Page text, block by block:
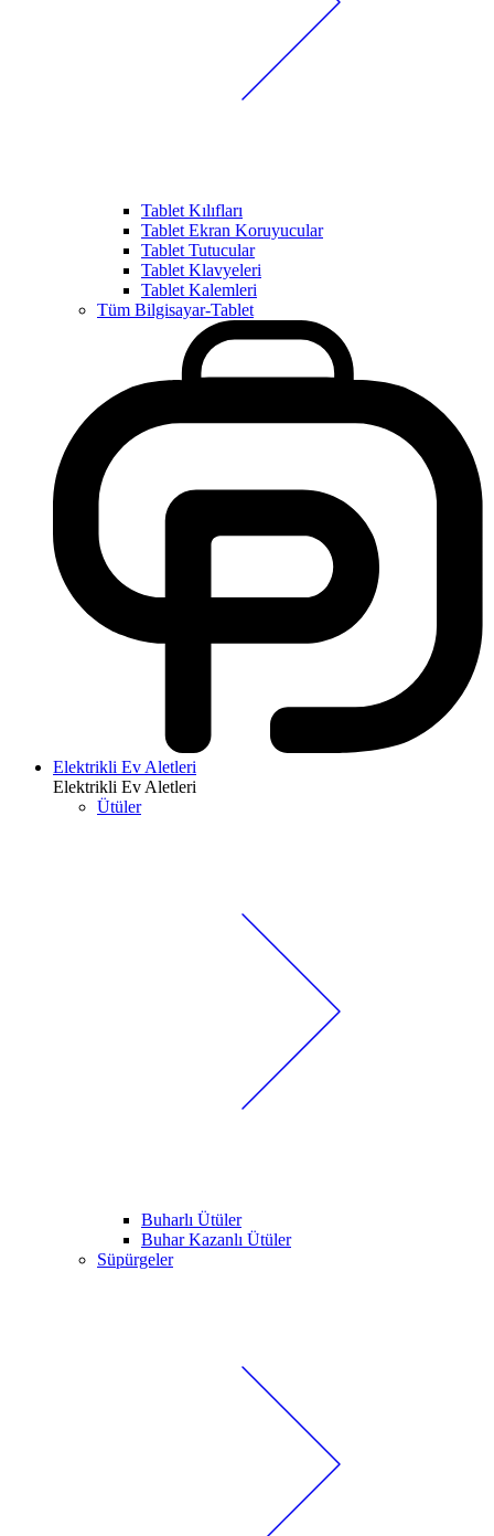
Tablet Kılıfları
Tablet Ekran Koruyucular
Tablet Tutucular
Tablet Klavyeleri
Tablet Kalemleri
Tüm Bilgisayar-Tablet
Elektrikli Ev Aletleri
Elektrikli Ev Aletleri
Ütüler
Buharlı Ütüler
Buhar Kazanlı Ütüler
Süpürgeler